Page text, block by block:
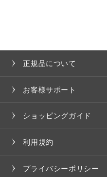
正規品について
お客様サポート
ショッピングガイド
利用規約
プライバシーポリシー